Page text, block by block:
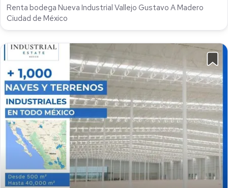
Renta bodega Nueva Industrial Vallejo Gustavo A Madero
Ciudad de México